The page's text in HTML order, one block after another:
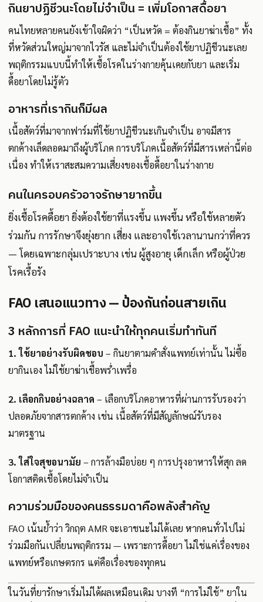
กินยาปฏิชีวนะโดยไม่จำเป็น = เพิ่มโอกาสดื้อยา
คนไทยหลายคนยังเข้าใจผิดว่า “เป็นหวัด = ต้องกินยาฆ่าเชื้อ” ทั้ง
ที่หวัดส่วนใหญ่มาจากไวรัส และไม่จำเป็นต้องใช้ยาปฏิชีวนะเลย
พฤติกรรมแบบนี้ทำให้เชื้อโรคในร่างกายคุ้นเคยกับยา และเริ่ม
ดื้อยาโดยไม่รู้ตัว
อาหารที่เรากินก็มีผล
เนื้อสัตว์ที่มาจากฟาร์มที่ใช้ยาปฏิชีวนะเกินจำเป็น อาจมีสาร
ตกค้างเล็ดลอดมาถึงผู้บริโภค การบริโภคเนื้อสัตว์ที่มีสารเหล่านี้ต่อ
เนื่อง ทำให้เราสะสมความเสี่ยงของเชื้อดื้อยาในร่างกาย
คนในครอบครัวอาจรักษายากขึ้น
ยิ่งเชื้อโรคดื้อยา ยิ่งต้องใช้ยาที่แรงขึ้น แพงขึ้น หรือใช้หลายตัว
ร่วมกัน การรักษาจึงยุ่งยาก เสี่ยง และอาจใช้เวลานานกว่าที่ควร
— โดยเฉพาะกลุ่มเปราะบาง เช่น ผู้สูงอายุ เด็กเล็ก หรือผู้ป่วย
โรคเรื้อรัง
FAO เสนอแนวทาง — ป้องกันก่อนสายเกิน
3 หลักการที่ FAO แนะนำให้ทุกคนเริ่มทำทันที
1. ใช้ยาอย่างรับผิดชอบ – กินยาตามคำสั่งแพทย์เท่านั้น ไม่ซื้อ
ยากินเอง ไม่ใช้ยาฆ่าเชื้อพร่ำเพรื่อ
2. เลือกกินอย่างฉลาด – เลือกบริโภคอาหารที่ผ่านการรับรองว่า
ปลอดภัยจากสารตกค้าง เช่น เนื้อสัตว์ที่มีสัญลักษณ์รับรอง
มาตรฐาน
3. ใส่ใจสุขอนามัย – การล้างมือบ่อย ๆ การปรุงอาหารให้สุก ลด
โอกาสติดเชื้อโดยไม่จำเป็น
ความร่วมมือของคนธรรมดาคือพลังสำคัญ
FAO เน้นย้ำว่า วิกฤต AMR จะเอาชนะไม่ได้เลย หากคนทั่วไปไม่
ร่วมมือกันเปลี่ยนพฤติกรรม — เพราะการดื้อยา ไม่ใช่แค่เรื่องของ
แพทย์หรือเกษตรกร แต่คือเรื่องของทุกคน
ในวันที่ยารักษาเริ่มไม่ได้ผลเหมือนเดิม บางที “การไม่ใช้” ยาใน